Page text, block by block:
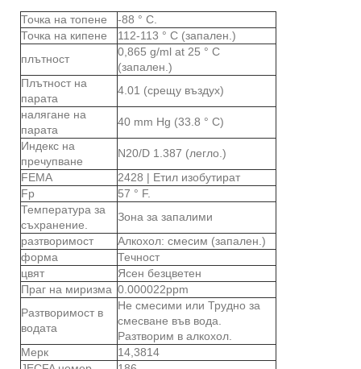
Точка на топене
-88 ° C.
Точка на кипене
112-113 ° C (запален.)
плътност
0,865 g/ml at 25 ° C
(запален.)
Плътност на
парата
4.01 (срещу въздух)
налягане на
парата
40 mm Hg (33.8 ° C)
Индекс на
пречупване
N20/D 1.387 (легло.)
FEMA
2428 | Етил изобутират
Fp
57 ° F.
Температура за
съхранение.
Зона за запалими
разтворимост
Алкохол: смесим (запален.)
форма
Течност
цвят
Ясен безцветен
Праг на миризма 0.000022ppm
Разтворимост в
водата
Не смесими или Трудно за
смесване във вода.
Разтворим в алкохол.
Мерк
14,3814